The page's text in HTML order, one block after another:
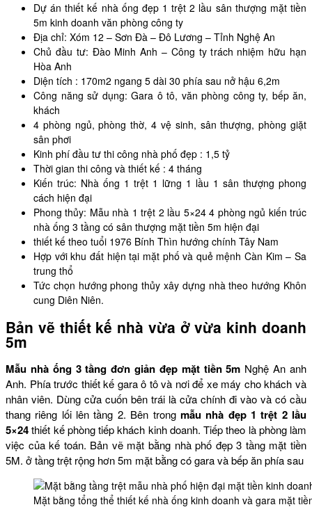
Dự án thiết kế nhà ống đẹp 1 trệt 2 lầu sân thượng mặt tiền
5m kinh doanh văn phòng công ty
Địa chỉ: Xóm 12 – Sơn Đà – Đô Lương – Tỉnh Nghệ An
Chủ đầu tư: Đào Minh Anh – Công ty trách nhiệm hữu hạn
Hòa Anh
Diện tích : 170m2 ngang 5 dài 30 phía sau nở hậu 6,2m
Công năng sử dụng: Gara ô tô, văn phòng công ty, bếp ăn,
khách
4 phòng ngủ, phòng thờ, 4 vệ sinh, sân thượng, phòng giặt
sân phơi
Kinh phí đầu tư thi công nhà phố đẹp : 1,5 tỷ
Thời gian thi công và thiết kế : 4 tháng
Kiến trúc: Nhà ống 1 trệt 1 lững 1 lầu 1 sân thượng phong
cách hiện đại
Phong thủy: Mẫu nhà 1 trệt 2 lầu 5×24 4 phòng ngủ kiến trúc
nhà ống 3 tầng có sân thượng mặt tiền 5m hiện đại
thiết kế theo tuổi 1976 Bính Thìn hướng chính Tây Nam
Hợp với khu đất hiện tại mặt phố và quẻ mệnh Càn Kim – Sa
trung thổ
Tức chọn hướng phong thủy xây dựng nhà theo hướng Khôn
cung Diên Niên.
Bản vẽ thiết kế nhà vừa ở vừa kinh doanh
5m
Mẫu nhà ống 3 tầng đơn giản đẹp mặt tiền 5m Nghệ An anh
Anh. Phía trước thiết kế gara ô tô và nơi để xe máy cho khách và
nhân viên. Dùng cửa cuốn bên trái là cửa chính đi vào và có cầu
thang riêng lối lên tầng 2. Bên trong mẫu nhà đẹp 1 trệt 2 lầu
5×24thiết kế phòng tiếp khách kinh doanh. Tiếp theo là phòng làm
việc của kế toán. Bản vẽ mặt bằng nhà phố đẹp 3 tầng mặt tiền
5M. ở tầng trệt rộng hơn 5m mặt bằng có gara và bếp ăn phía sau
Mặt bằng tổng thể thiết kế nhà ống kinh doanh và gara mặt